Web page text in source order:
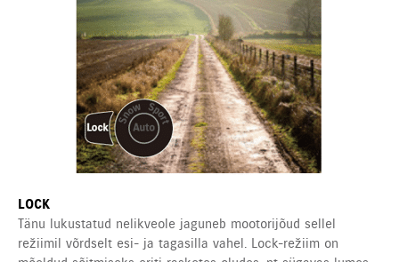
LOCK
Tänu lukustatud nelikveole jaguneb mootorijõud sellel
režiimil võrdselt esi- ja tagasilla vahel. Lock-režiim on